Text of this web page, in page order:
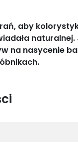
aby
na nasycenie